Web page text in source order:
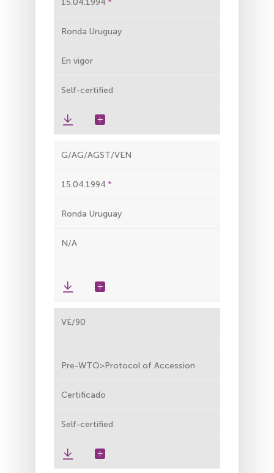
Ronda Uruguay
En vigor
Self-certified
G/AG/AGST/VEN
15.04.1994
Ronda Uruguay
N/A
VE/90
Pre-WTO>Protocol of Accession
Certificado
Self-certified